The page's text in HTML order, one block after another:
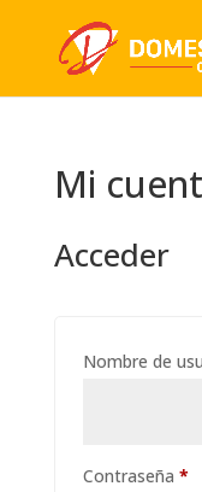
Mi
Acceder
Nombre de
Contraseña *